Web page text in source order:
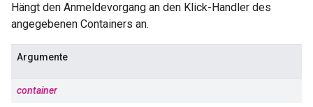
Hängt den Anmeldevorgang an den Klick-Handler des
angegebenen Containers an.
Argumente
container